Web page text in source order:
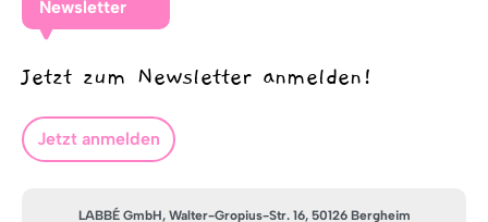
Newsletter
Jetzt zum Newsletter anmelden!
Jetzt anmelden
LABBÉ GmbH, Walter-Gropius-Str. 16, 50126 Bergheim